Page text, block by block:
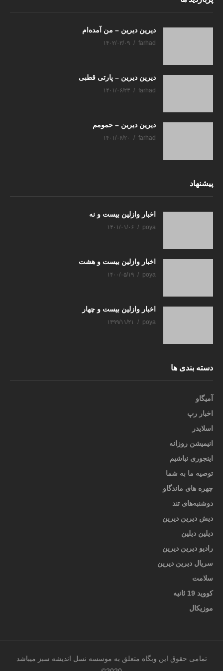
دیرین دیرین – من آمده‌ام
farhad ۱۴۰۲/۰۳/۰۹
دیرین دیرین – پارتی قطبی
farhad ۱۴۰۱/۰۶/۲۳
دیرین دیرین – حمومم
farhad ۱۴۰۱/۰۶/۲۰
پیشنهاد
اخبار وازلین بیست و نه
poya ۱۴۰۱/۰۱/۰۶
اخبار وازلین بیست و هشت
poya ۱۴۰۰/۰۵/۱۹
اخبار وازلین بیست و چهار
poya ۱۳۹۹/۱۱/۲۱
دسته بندی ها
آمیگاو
اخبار رپ
اسلایدر
انیمیشن روزانه
اینجوری نباشیم
توصیه ما به شما
چهره های ماندگاو
دوشنبه‌های تند
دیش دیرین دیرین
دیلین دیلین
رادیو دیرین دیرین
سریال دیرین دیرین
سلامت
کووید 19 ثانیه
موزیکال
تمامی حقوق این وبگاه متعلق به موسسه نسل اندیشه سبز میباشد